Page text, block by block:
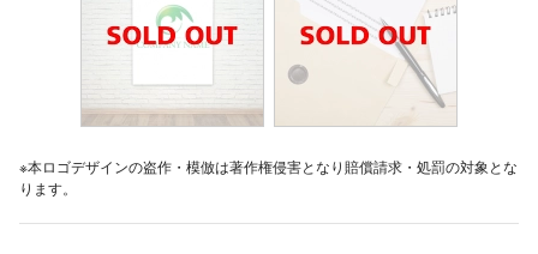
※本ロゴデザインの盗作・模倣は著作権侵害となり賠償請求・処罰の対象とな
ります。